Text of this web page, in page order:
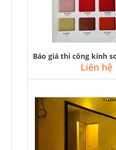
Liên hệ